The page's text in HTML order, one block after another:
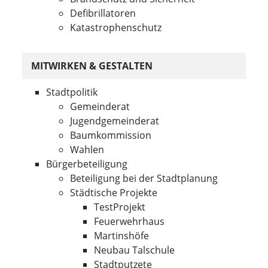
Defibrillatoren
Katastrophenschutz
MITWIRKEN & GESTALTEN
Stadtpolitik
Gemeinderat
Jugendgemeinderat
Baumkommission
Wahlen
Bürgerbeteiligung
Beteiligung bei der Stadtplanung
Städtische Projekte
TestProjekt
Feuerwehrhaus
Martinshöfe
Neubau Talschule
Stadtputzete